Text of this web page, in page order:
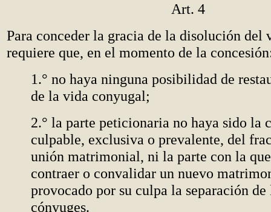
Art. 4
Para conceder la gracia de la disolución del
requiere que, en el momento de la
1.° no haya ninguna posibilidad de
de la vida conyugal;
2.° la parte peticionaria no haya sido la
culpable, exclusiva o prevalente, del
unión matrimonial, ni la parte con la
contraer o convalidar un nuevo
provocado por su culpa la separación de
cónyuges.